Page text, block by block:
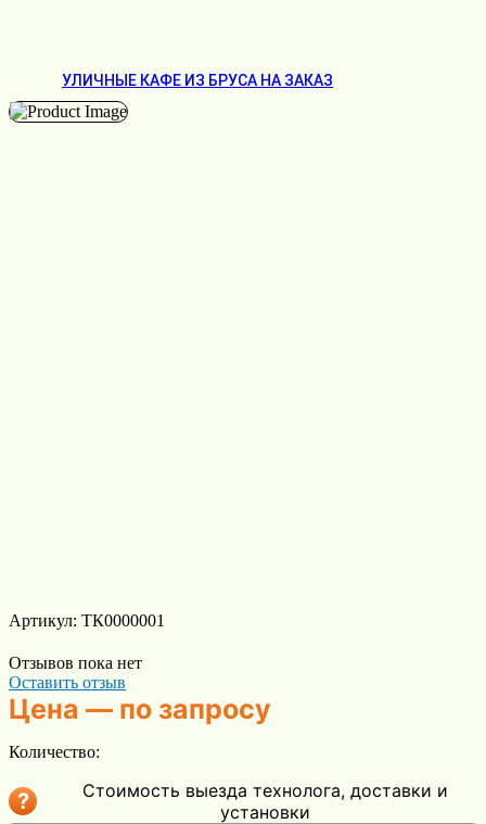
УЛИЧНЫЕ КАФЕ ИЗ БРУСА НА ЗАКАЗ
Артикул: ТК0000001
Отзывов пока нет
Оставить отзыв
Цена — по запросу
Количество:
?
Стоимость выезда технолога, доставки и
установки